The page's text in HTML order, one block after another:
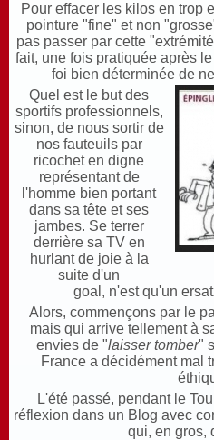
Pour effacer les kilos en trop
pointure "fine" et non
pas passer par cette
fait, une fois pratiquée après
foi bien déterminée de
Quel est le but des
sportifs professionnels,
sinon, de nous sortir de
nos fauteuils par
ricochet en digne
représentant de
l'homme bien portant
dans sa tête et ses
jambes. Se terrer
derrière sa TV en
hurlant de joie à la
suite d'un
goal, n'est qu'un
Alors, commençons par le
mais qui arrive tellement à
envies de "laisser tomber"
France a décidément mal
L'été passé, pendant le
réflexion dans un Blog avec
qui, en gros,